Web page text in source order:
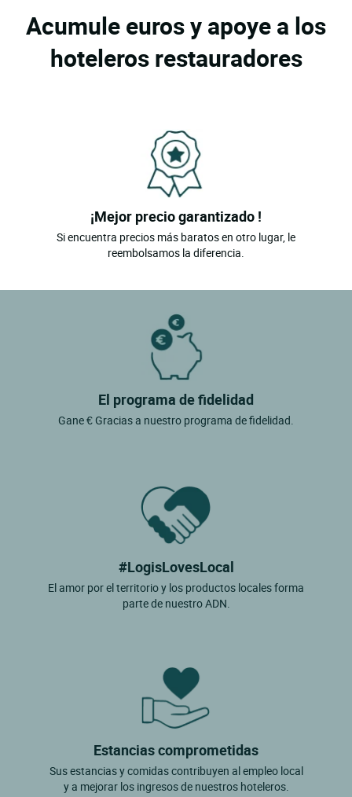
Acumule euros y apoye a los
hoteleros restauradores
¡Mejor precio garantizado !
Si encuentra precios más baratos en otro lugar, le
reembolsamos la diferencia.
El programa de fidelidad
Gane € Gracias a nuestro programa de fidelidad.
#LogisLovesLocal
El amor por el territorio y los productos locales forma
parte de nuestro ADN.
Estancias comprometidas
Sus estancias y comidas contribuyen al empleo local
y a mejorar los ingresos de nuestros hoteleros.